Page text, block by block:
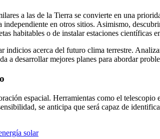
a las de la Tierra se convierte en una
en otros sitios. Asimismo,
habitables o de instalar estaciones
acerca del futuro clima terrestre.
a desarrollar mejores planes para abordar
espacial. Herramientas como el
se anticipa que será capaz de
solar